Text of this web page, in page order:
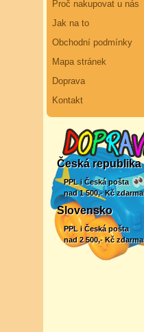
Proč nakupovat u nás
Jak na to
Obchodní podmínky
Mapa stránek
Doprava
Kontakt
Česká republika
PPL i Česká pošta
nad 1 500,- Kč zdarma
Slovensko
PPL i Česká pošta
nad 2 500,- Kč zdarma